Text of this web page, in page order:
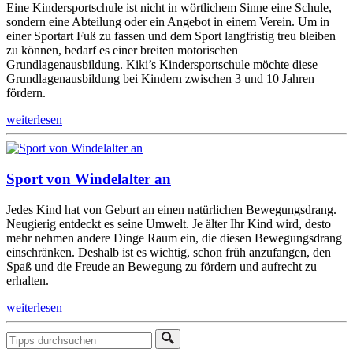
Eine Kindersportschule ist nicht in wörtlichem Sinne eine Schule,
sondern eine Abteilung oder ein Angebot in einem Verein. Um in
einer Sportart Fuß zu fassen und dem Sport langfristig treu bleiben
zu können, bedarf es einer breiten motorischen
Grundlagenausbildung. Kiki’s Kindersportschule möchte diese
Grundlagenausbildung bei Kindern zwischen 3 und 10 Jahren
fördern.
weiterlesen
Sport von Windelalter an
Jedes Kind hat von Geburt an einen natürlichen Bewegungsdrang.
Neugierig entdeckt es seine Umwelt. Je älter Ihr Kind wird, desto
mehr nehmen andere Dinge Raum ein, die diesen Bewegungsdrang
einschränken. Deshalb ist es wichtig, schon früh anzufangen, den
Spaß und die Freude an Bewegung zu fördern und aufrecht zu
erhalten.
weiterlesen